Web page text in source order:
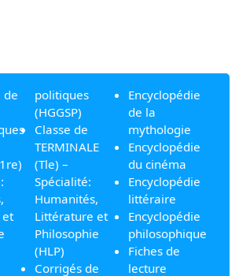
de
politiques
(HGGSP)
Classe de
TERMINALE
(Tle) –
Spécialité:
Humanités,
Littérature et
Philosophie
(HLP)
Corrigés de
Encyclopédie
de la
mythologie
Encyclopédie
du cinéma
Encyclopédie
littéraire
Encyclopédie
philosophique
Fiches de
lecture